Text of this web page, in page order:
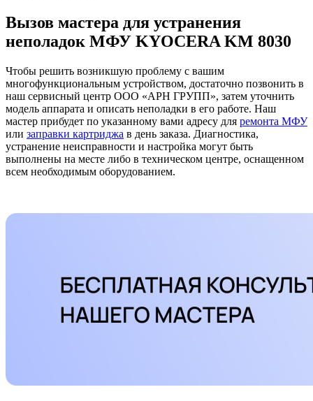
Вызов мастера для устранения
неполадок МФУ KYOCERA KM 8030
Чтобы решить возникшую проблему с вашим
многофункциональным устройством, достаточно позвонить в
наш сервисный центр ООО «АРН ГРУПП», затем уточнить
модель аппарата и описать неполадки в его работе. Наш
мастер прибудет по указанному вами адресу для ремонта МФУ
или заправки картриджа в день заказа. Диагностика,
устранение неисправности и настройка могут быть
выполнены на месте либо в техническом центре, оснащенном
всем необходимым оборудованием.